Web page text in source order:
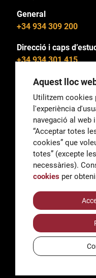
General
+34 934 309 200
Direcció i caps
+34 934 301 415
General
Informació
AccessibilitatAvís legal i
Política de cookies
Aquest lloc
Utilitzem cookies
l'experiència
navegació al web
“Acceptar totes
cookies” que
totes” (excepte
necessàries).
cookies per